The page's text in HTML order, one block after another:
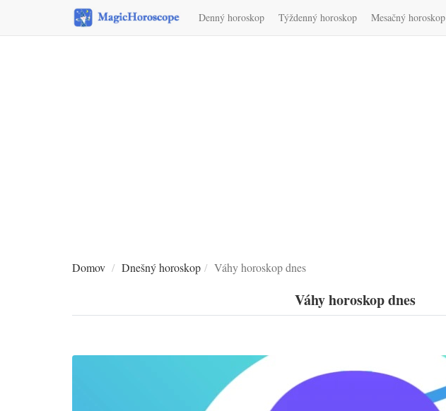
Denný horoskop Týždenný horoskop Mesačný horoskop
Domov Dnešný horoskop Váhy horoskop dnes
Váhy horoskop dnes